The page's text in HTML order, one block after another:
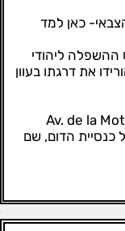
כאן למד
ליהודי
את דרגתו בעוון
כנסיית הדום, שם